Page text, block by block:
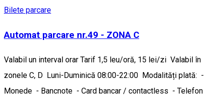
Bilete parcare
Automat parcare nr.49 - ZONA C
Valabil un interval orar Tarif 1,5 leu/oră, 15 lei/zi Valabil în
zonele C, D Luni-Duminică 08:00-22:00 Modalități plată: -
Monede - Bancnote - Card bancar / contactless - Telefon